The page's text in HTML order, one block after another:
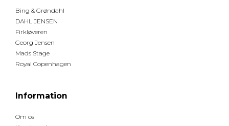
Bing & Grøndahl
DAHL JENSEN
Firkløveren
Georg Jensen
Mads Stage
Royal Copenhagen
Information
Om os